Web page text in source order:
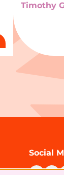
Timothy
Social